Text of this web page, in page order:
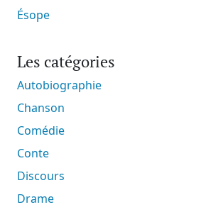
Ésope
Les catégories
Autobiographie
Chanson
Comédie
Conte
Discours
Drame